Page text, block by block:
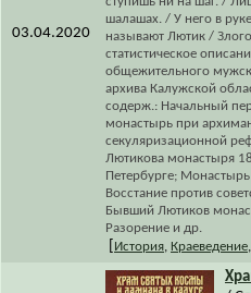
03.04.2020
шалашах. / У него в
называют Лютик /
статистическое
общежительного
архива Калужской
содерж.: Начальный
монастырь при
секуляризационной
Лютикова монастыря
Петербурге;
Восстание против
Бывший Лютиков
Разорение и др.
История Краеведение